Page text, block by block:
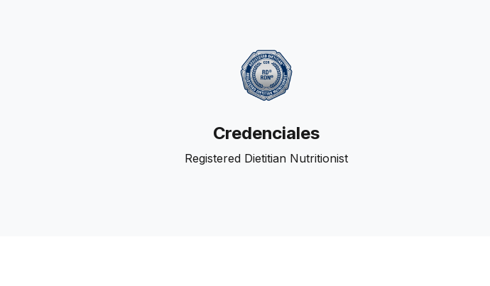
Credenciales
Registered Dietitian Nutritionist